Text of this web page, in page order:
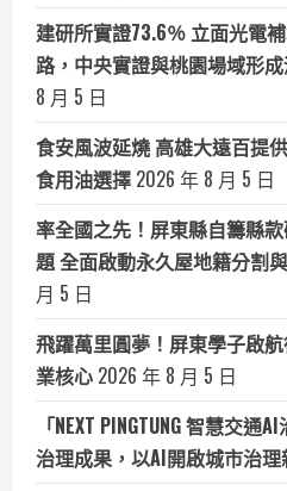
建研所實證73.6％ 立面光電
路，中央實證與桃園場域形
8 月 5 日
食安風波延燒 高雄大遠百提
食用油選擇 2026 年 8 月 5 日
率全國之先！屏東縣自籌縣
題 全面啟動永久屋地籍分割
月 5 日
飛躍萬里圓夢！屏東學子啟
業核心 2026 年 8 月 5 日
「NEXT PINGTUNG 智慧交
治理成果，以AI開啟城市治